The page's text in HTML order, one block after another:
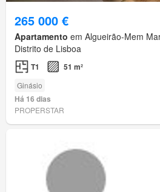
265 000 €
Apartamento em Algueirão-Mem
Distrito de Lisboa
T1 51 m²
Ginásio
Há 16 dias
PROPERSTAR